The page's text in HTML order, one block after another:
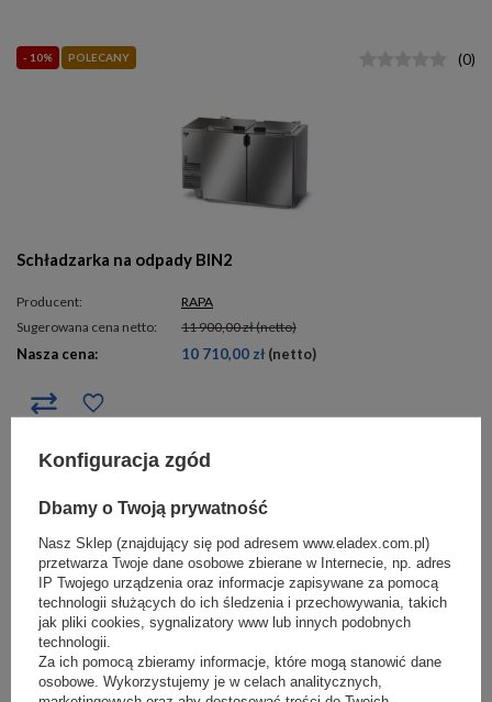
- 10% POLECANY
Schładzarka na odpady BIN2
Producent:
RAPA
Sugerowana cena netto:
11 900,00 zł(netto)
Nasza cena: 10 710,00 zł (netto)
(0)
PORADNIKI NASZYCH EKSPERTÓW
Budowa lojalności za pomocą aplikacji mobilnych
Wyposażenie sklepu w urządzenia chłodnicze
Przegląd rynku cukierniczego w Polsce
Konfiguracja zgód
Dbamy o Twoją prywatność
Nasz Sklep (znajdujący się pod adresem www.eladex.com.pl)
przetwarza Twoje dane osobowe zbierane w Internecie, np. adres
IP Twojego urządzenia oraz informacje zapisywane za pomocą
technologii służących do ich śledzenia i przechowywania, takich
jak pliki cookies, sygnalizatory www lub innych podobnych
technologii.
Za ich pomocą zbieramy informacje, które mogą stanowić dane
osobowe. Wykorzystujemy je w celach analitycznych,